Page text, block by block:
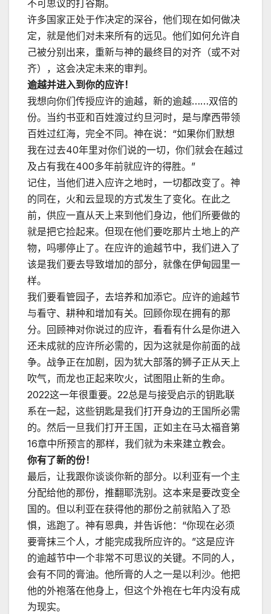
不可思议的打谷期。
许多国家正处于作决定的深谷，他们现在如何做决
定，就是他们对未来所有的远见。他们如何允许自
己被分别出来，重新与神的最终目的对齐（或不对
齐），这会决定未来的审判。
逾越并进入到你的应许！
我想向你们传授应许的逾越，新的逾越……双倍的
份。当约书亚和百姓渡过约旦河时，是与摩西带领
百姓过红海，完全不同。神在说：“如果你们默想
我在过去40年里对你们说的一切，你们就会在越过
及占有我在400多年前就应许的得胜。”
记住，当他们进入应许之地时，一切都改变了。神
的同在，火和云显现的方式发生了变化。在此之
前，供应一直从天上来到他们身边，他们所要做的
就是把它捡起来。但现在他们要吃那片土地上的产
物，吗哪停止了。在应许的逾越节中，我们进入了
该是我们要去导致增加的部分，就像在伊甸园里一
样。
我们要看管园子，去培养和加添它。应许的逾越节
与看守、耕种和增加有关。回顾你现在拥有的那
分。回顾神对你说过的应许，看看有什么是你进入
还未成就的应许所必需的，因为这就是你前面的战
争。战争正在加剧，因为犹大部落的狮子正从天上
吹气，而龙也正起来吹火，试图阻止新的生命。
2022这一年很重要。22总是与接受启示的钥匙联
系在一起，这些钥匙是我们打开身边的王国所必需
的。然后一旦我们打开王国，正如主在马太福音第
16章中所预言的那样，我们就为未来建立教会。
你有了新的份！
最后，让我跟你谈谈你新的部分。以利亚有一个主
分配给他的那份，推翻耶洗别。这本来是要改变全
国的。但以利亚在获得他的那份之前就陷入了恐
惧，逃跑了。神有恩典，并告诉他：“你现在必须
要膏抹三个人，才能完成我所应许的。”这是应许
的逾越节中一个非常不可思议的关键。不同的人，
会有不同的膏油。他所膏的人之一是以利沙。他把
他的外袍落在他身上，但这个外袍在七年内没有成
为现实。